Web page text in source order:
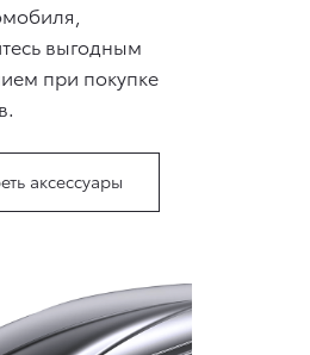
выгодным
при покупке
аксессуары